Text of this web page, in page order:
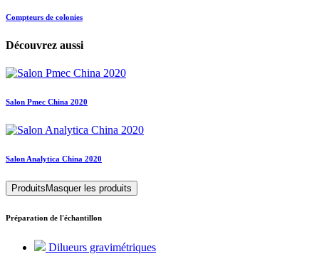
Compteurs de colonies
Découvrez aussi
Salon Pmec China 2020
Salon Analytica China 2020
Produits Masquer les produits
Préparation de l'échantillon
Dilueurs gravimétriques